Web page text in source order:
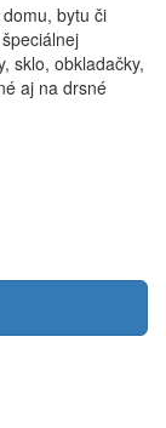
bytu či
sklo, obkladačky,
aj na drsné